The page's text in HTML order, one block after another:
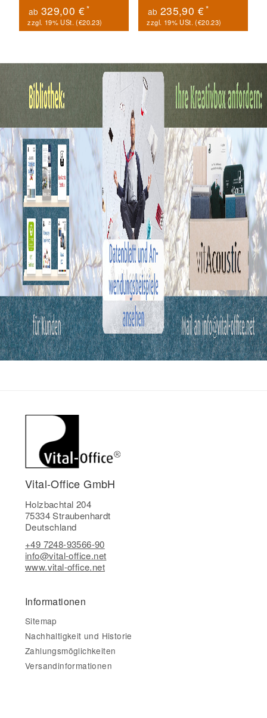
ab 329,00 €*
zzgl. 19% USt. (€20.23)
ab 235,90 €*
zzgl. 19% USt. (€20.23)
Vital-Office GmbH
Holzbachtal 204
75334 Straubenhardt
Deutschland
+49 7248-93566-90
info@vital-office.net
www.vital-office.net
Informationen
Sitemap
Nachhaltigkeit und Historie
Zahlungsmöglichkeiten
Versandinformationen